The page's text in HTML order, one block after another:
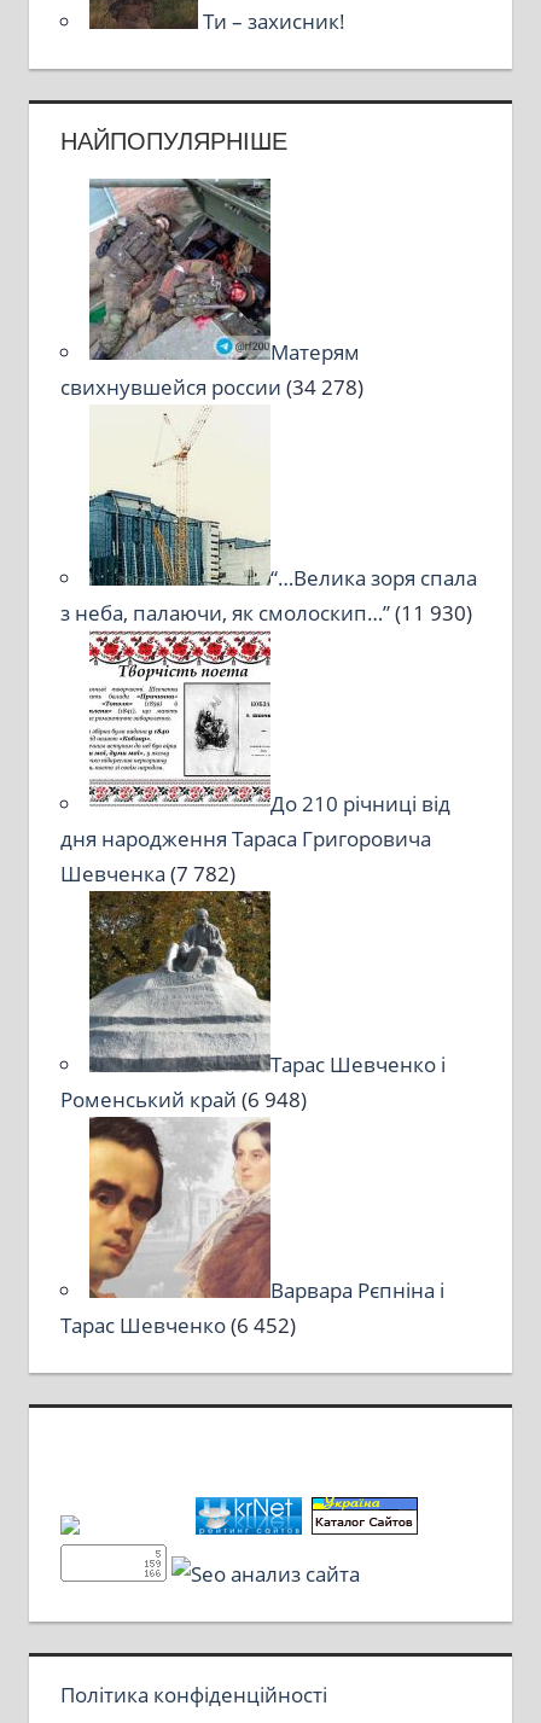
Ти – захисник!
НАЙПОПУЛЯРНІШЕ
Матерям
свихнувшейся россии (34 278)
“…Велика зоря спала
з неба, палаючи, як смолоскип…”(11 930)
До 210 річниці від
дня народження Тараса Григоровича
Шевченка (7 782)
Тарас Шевченко і
Роменський край (6 948)
Варвара Рєпніна і
Тарас Шевченко(6 452)
Політика конфіденційності